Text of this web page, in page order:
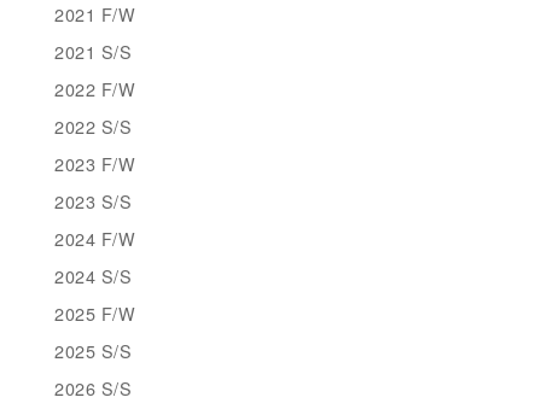
2021 F/W
2021 S/S
2022 F/W
2022 S/S
2023 F/W
2023 S/S
2024 F/W
2024 S/S
2025 F/W
2025 S/S
2026 S/S